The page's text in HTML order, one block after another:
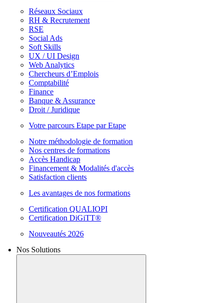
Réseaux Sociaux
RH & Recrutement
RSE
Social Ads
Soft Skills
UX / UI Design
Web Analytics
Chercheurs d’Emplois
Comptabilité
Finance
Banque & Assurance
Droit / Juridique
Votre parcours Etape par Etape
Notre méthodologie de formation
Nos centres de formations
Accès Handicap
Financement & Modalités d'accès
Satisfaction clients
Les avantages de nos formations
Certification QUALIOPI
Certification DiGiTT®
Nouveautés 2026
Nos Solutions